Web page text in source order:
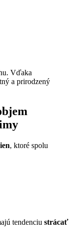
Vďaka
a prirodzený
, ktoré spolu
tendenciu strácať